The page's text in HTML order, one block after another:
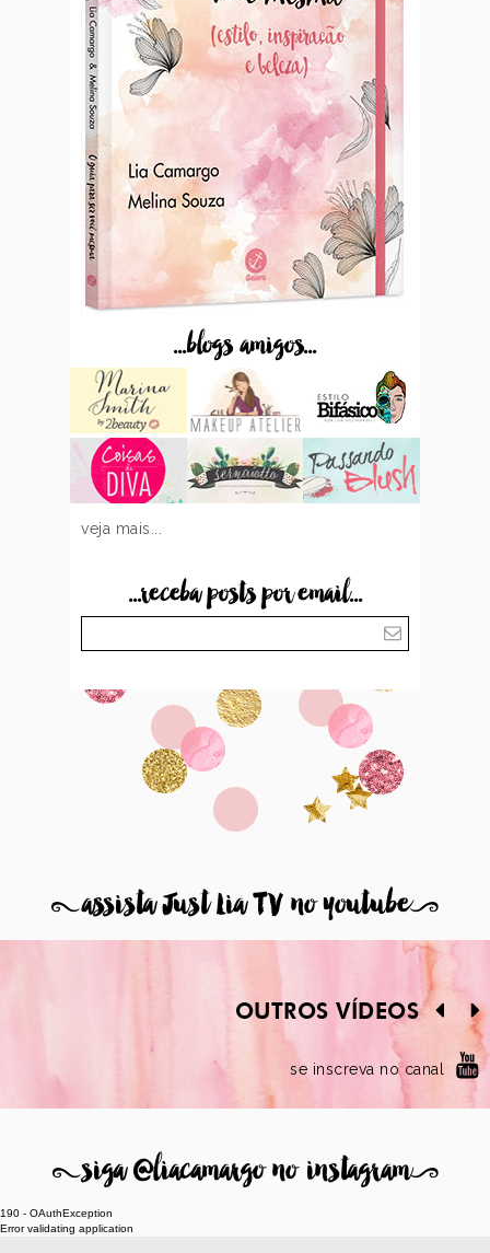
...blogs amigos...
veja mais...
...receba posts por email...
8assista Just Lia TV no youtube9
OUTROS VÍDEOS
se inscreva no canal
8siga @liacamargo no instagram9
190 - OAuthException
Error validating application